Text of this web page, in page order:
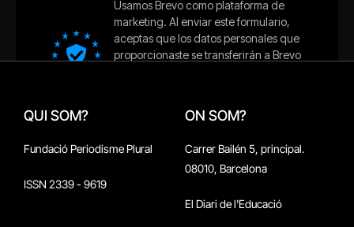
QUI SOM?
Fundació Periodisme Plural
ISSN 2339 - 9619
ON SOM?
Carrer Bailén 5, principal.
08010, Barcelona
El Diari de l'Educació